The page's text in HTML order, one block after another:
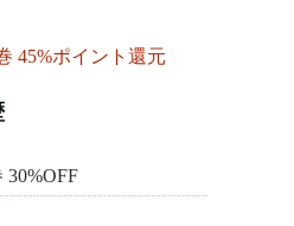
45%ポイント還元
30%OFF